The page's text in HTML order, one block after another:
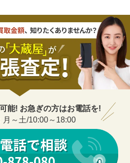
能! お急ぎの方はお電話を!
月～土/10:00～18:00